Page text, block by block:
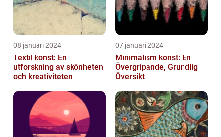
08 januari 2024
Textil konst: En
utforskning av skönheten
och kreativiteten
07 januari 2024
Minimalism konst: En
Övergripande, Grundlig
Översikt